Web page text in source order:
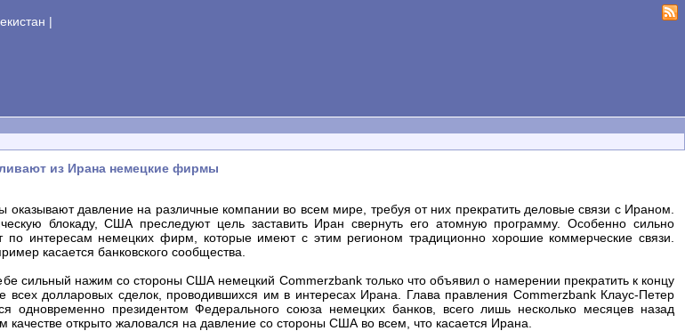
|
из Ирана немецкие фирмы
давление на различные компании во всем мире, требуя от них прекратить деловые связи с Ираном.
блокаду, США преследуют цель заставить Иран свернуть его атомную программу. Особенно сильно
по интересам немецких фирм, которые имеют с этим регионом традиционно хорошие коммерческие связи.
касается банковского сообщества.
сильный нажим со стороны США немецкий Commerzbank только что объявил о намерении прекратить к концу
всех долларовых сделок, проводившихся им в интересах Ирана. Глава правления Commerzbank Клаус-Петер
одновременно президентом Федерального союза немецких банков, всего лишь несколько месяцев назад
качестве открыто жаловался на давление со стороны США во всем, что касается Ирана.